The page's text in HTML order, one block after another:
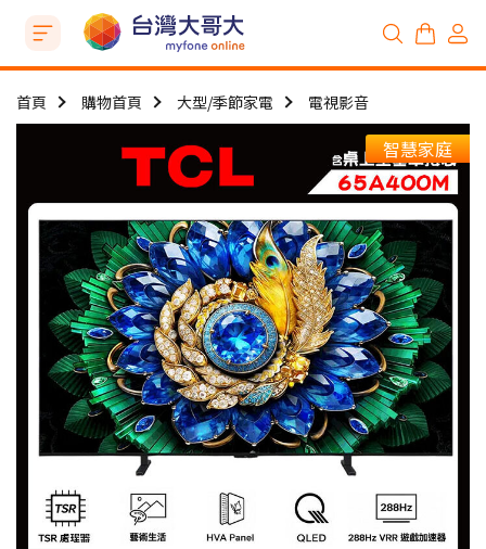
首頁 購物首頁 大型/季節家電 電視影音
智慧家庭